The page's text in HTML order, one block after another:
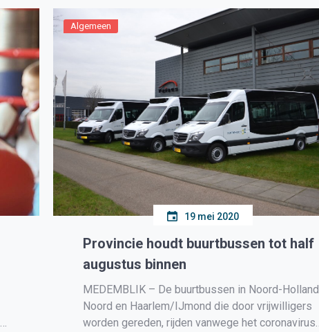
heel dicht bij zijn: een buurman, een familielid of
een […]
Algemeen
19 mei 2020
Provincie houdt buurtbussen tot half
augustus binnen
MEDEMBLIK – De buurtbussen in Noord-Holland
Noord en Haarlem/IJmond die door vrijwilligers
worden gereden, rijden vanwege het coronavirus